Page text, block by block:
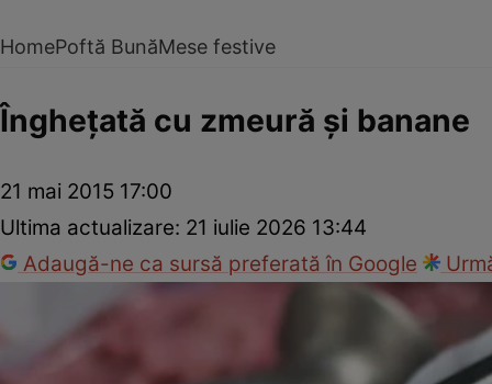
HomePoftă BunăMese festive
Îngheţată cu zmeură şi banane
21 mai 2015 17:00
Ultima actualizare: 21 iulie 2026 13:44
Adaugă-ne ca sursă preferată în Google